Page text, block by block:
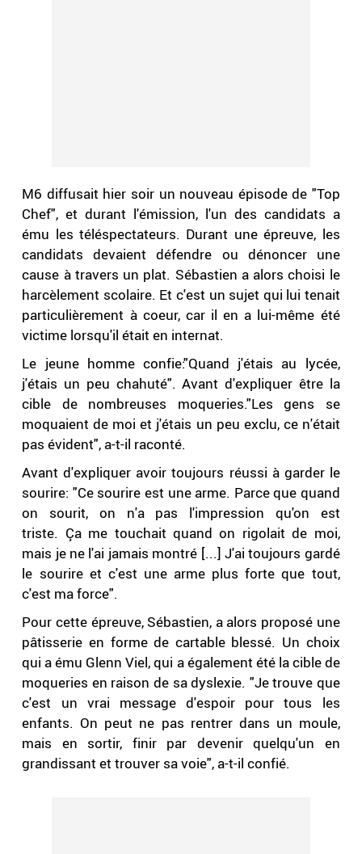
M6 diffusait hier soir un nouveau épisode de "Top
Chef", et durant l'émission, l'un des candidats a
ému les téléspectateurs. Durant une épreuve, les
candidats devaient défendre ou dénoncer une
cause à travers un plat. Sébastien a alors choisi le
harcèlement scolaire. Et c'est un sujet qui lui tenait
particulièrement à coeur, car il en a lui-même été
victime lorsqu'il était en internat.
Le jeune homme confie:"Quand j'étais au lycée,
j'étais un peu chahuté". Avant d'expliquer être la
cible de nombreuses moqueries."Les gens se
moquaient de moi et j'étais un peu exclu, ce n'était
pas évident", a-t-il raconté.
Avant d'expliquer avoir toujours réussi à garder le
sourire: "Ce sourire est une arme. Parce que quand
on sourit, on n'a pas l'impression qu'on est
triste. Ça me touchait quand on rigolait de moi,
mais je ne l'ai jamais montré [...] J'ai toujours gardé
le sourire et c'est une arme plus forte que tout,
c'est ma force".
Pour cette épreuve, Sébastien, a alors proposé une
pâtisserie en forme de cartable blessé. Un choix
qui a ému Glenn Viel, qui a également été la cible de
moqueries en raison de sa dyslexie. "Je trouve que
c'est un vrai message d'espoir pour tous les
enfants. On peut ne pas rentrer dans un moule,
mais en sortir, finir par devenir quelqu'un en
grandissant et trouver sa voie", a-t-il confié.